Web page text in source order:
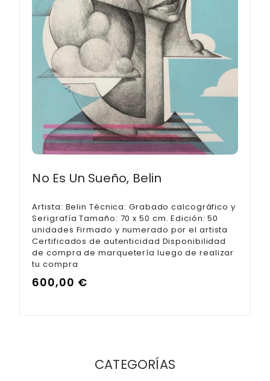
No Es Un Sueño, Belin
Artista: Belin Técnica: Grabado calcográfico y
Serigrafía Tamaño: 70 x 50 cm. Edición: 50
unidades Firmado y numerado por el artista
Certificados de autenticidad Disponibilidad
de compra de marquetería luego de realizar
tu compra
600,00 €
CATEGORÍAS